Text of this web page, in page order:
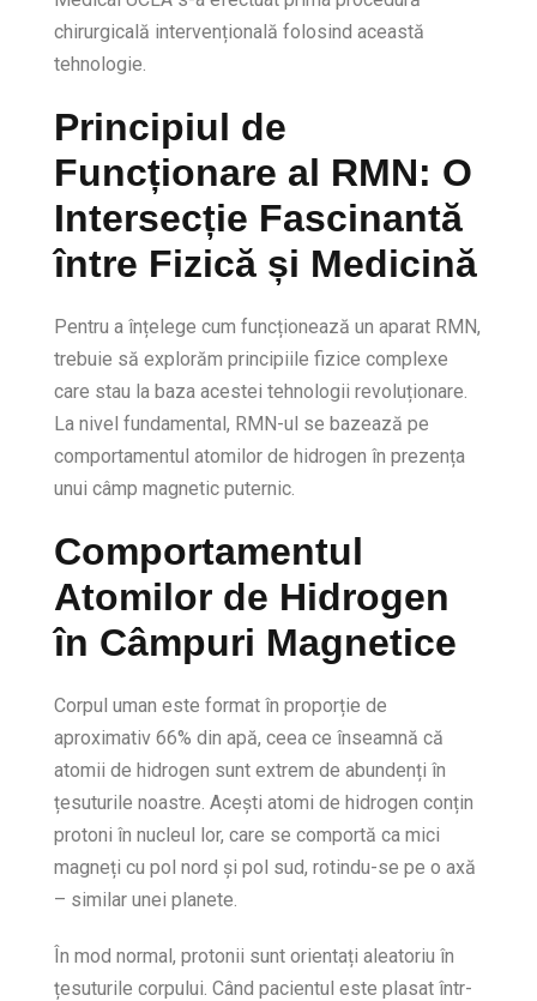
chirurgicală intervențională folosind această
tehnologie.
Principiul de
Funcționare al RMN: O
Intersecție Fascinantă
între Fizică și Medicină
Pentru a înțelege cum funcționează un aparat RMN,
trebuie să explorăm principiile fizice complexe
care stau la baza acestei tehnologii revoluționare.
La nivel fundamental, RMN-ul se bazează pe
comportamentul atomilor de hidrogen în prezența
unui câmp magnetic puternic.
Comportamentul
Atomilor de Hidrogen
în Câmpuri Magnetice
Corpul uman este format în proporție de
aproximativ 66% din apă, ceea ce înseamnă că
atomii de hidrogen sunt extrem de abundenți în
țesuturile noastre. Acești atomi de hidrogen conțin
protoni în nucleul lor, care se comportă ca mici
magneți cu pol nord și pol sud, rotindu-se pe o axă
– similar unei planete.
În mod normal, protonii sunt orientați aleatoriu în
țesuturile corpului. Când pacientul este plasat într-